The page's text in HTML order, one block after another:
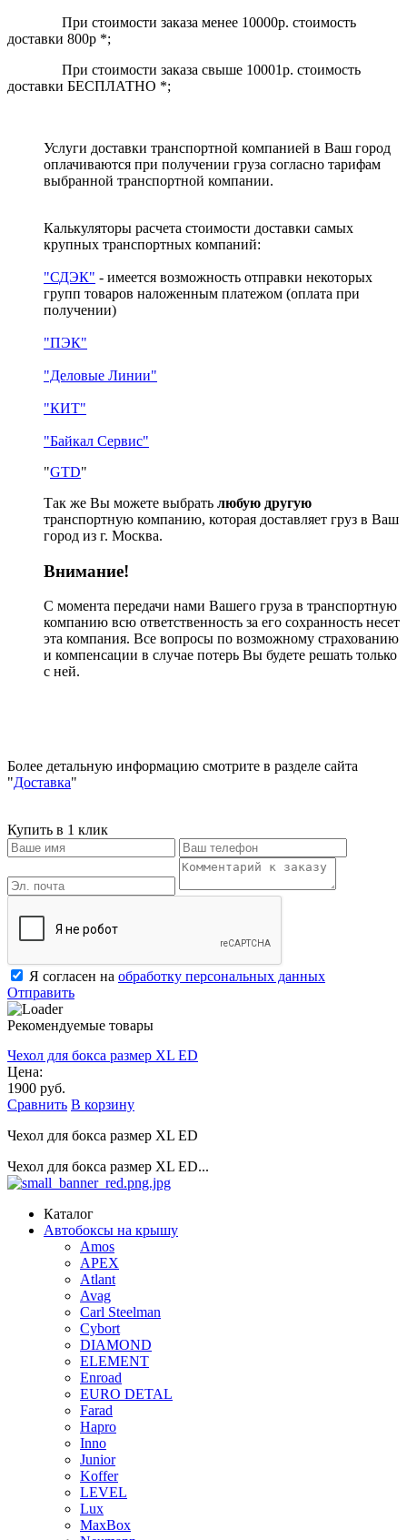
При стоимости заказа менее 10000р. стоимость
доставки 800р *;
При стоимости заказа свыше 10001р. стоимость
доставки БЕСПЛАТНО *;
Услуги доставки транспортной компанией в Ваш город
оплачиваются при получении груза согласно тарифам
выбранной транспортной компании.
Калькуляторы расчета стоимости доставки самых
крупных транспортных компаний:
"СДЭК" - имеется возможность отправки некоторых
групп товаров наложенным платежом (оплата при
получении)
"ПЭК"
"Деловые Линии"
"КИТ"
"Байкал Сервис"
"GTD"
Так же Вы можете выбрать любую другую
транспортную компанию, которая доставляет груз в Ваш
город из г. Москва.
Внимание!
С момента передачи нами Вашего груза в транспортную
компанию всю ответственность за его сохранность несет
эта компания. Все вопросы по возможному страхованию
и компенсации в случае потерь Вы будете решать только
с ней.
Более детальную информацию смотрите в разделе сайта
"Доставка"
Купить в 1 клик
Я согласен на обработку персональных данных
Отправить
Рекомендуемые товары
Чехол для бокса размер XL ED
Цена:
1900 руб.
Сравнить В корзину
Чехол для бокса размер XL ED
Чехол для бокса размер XL ED...
Каталог
Автобоксы на крышу
Amos
APEX
Atlant
Avag
Carl Steelman
Cybort
DIAMOND
ELEMENT
Enroad
EURO DETAL
Farad
Hapro
Inno
Junior
Koffer
LEVEL
Lux
MaxBox